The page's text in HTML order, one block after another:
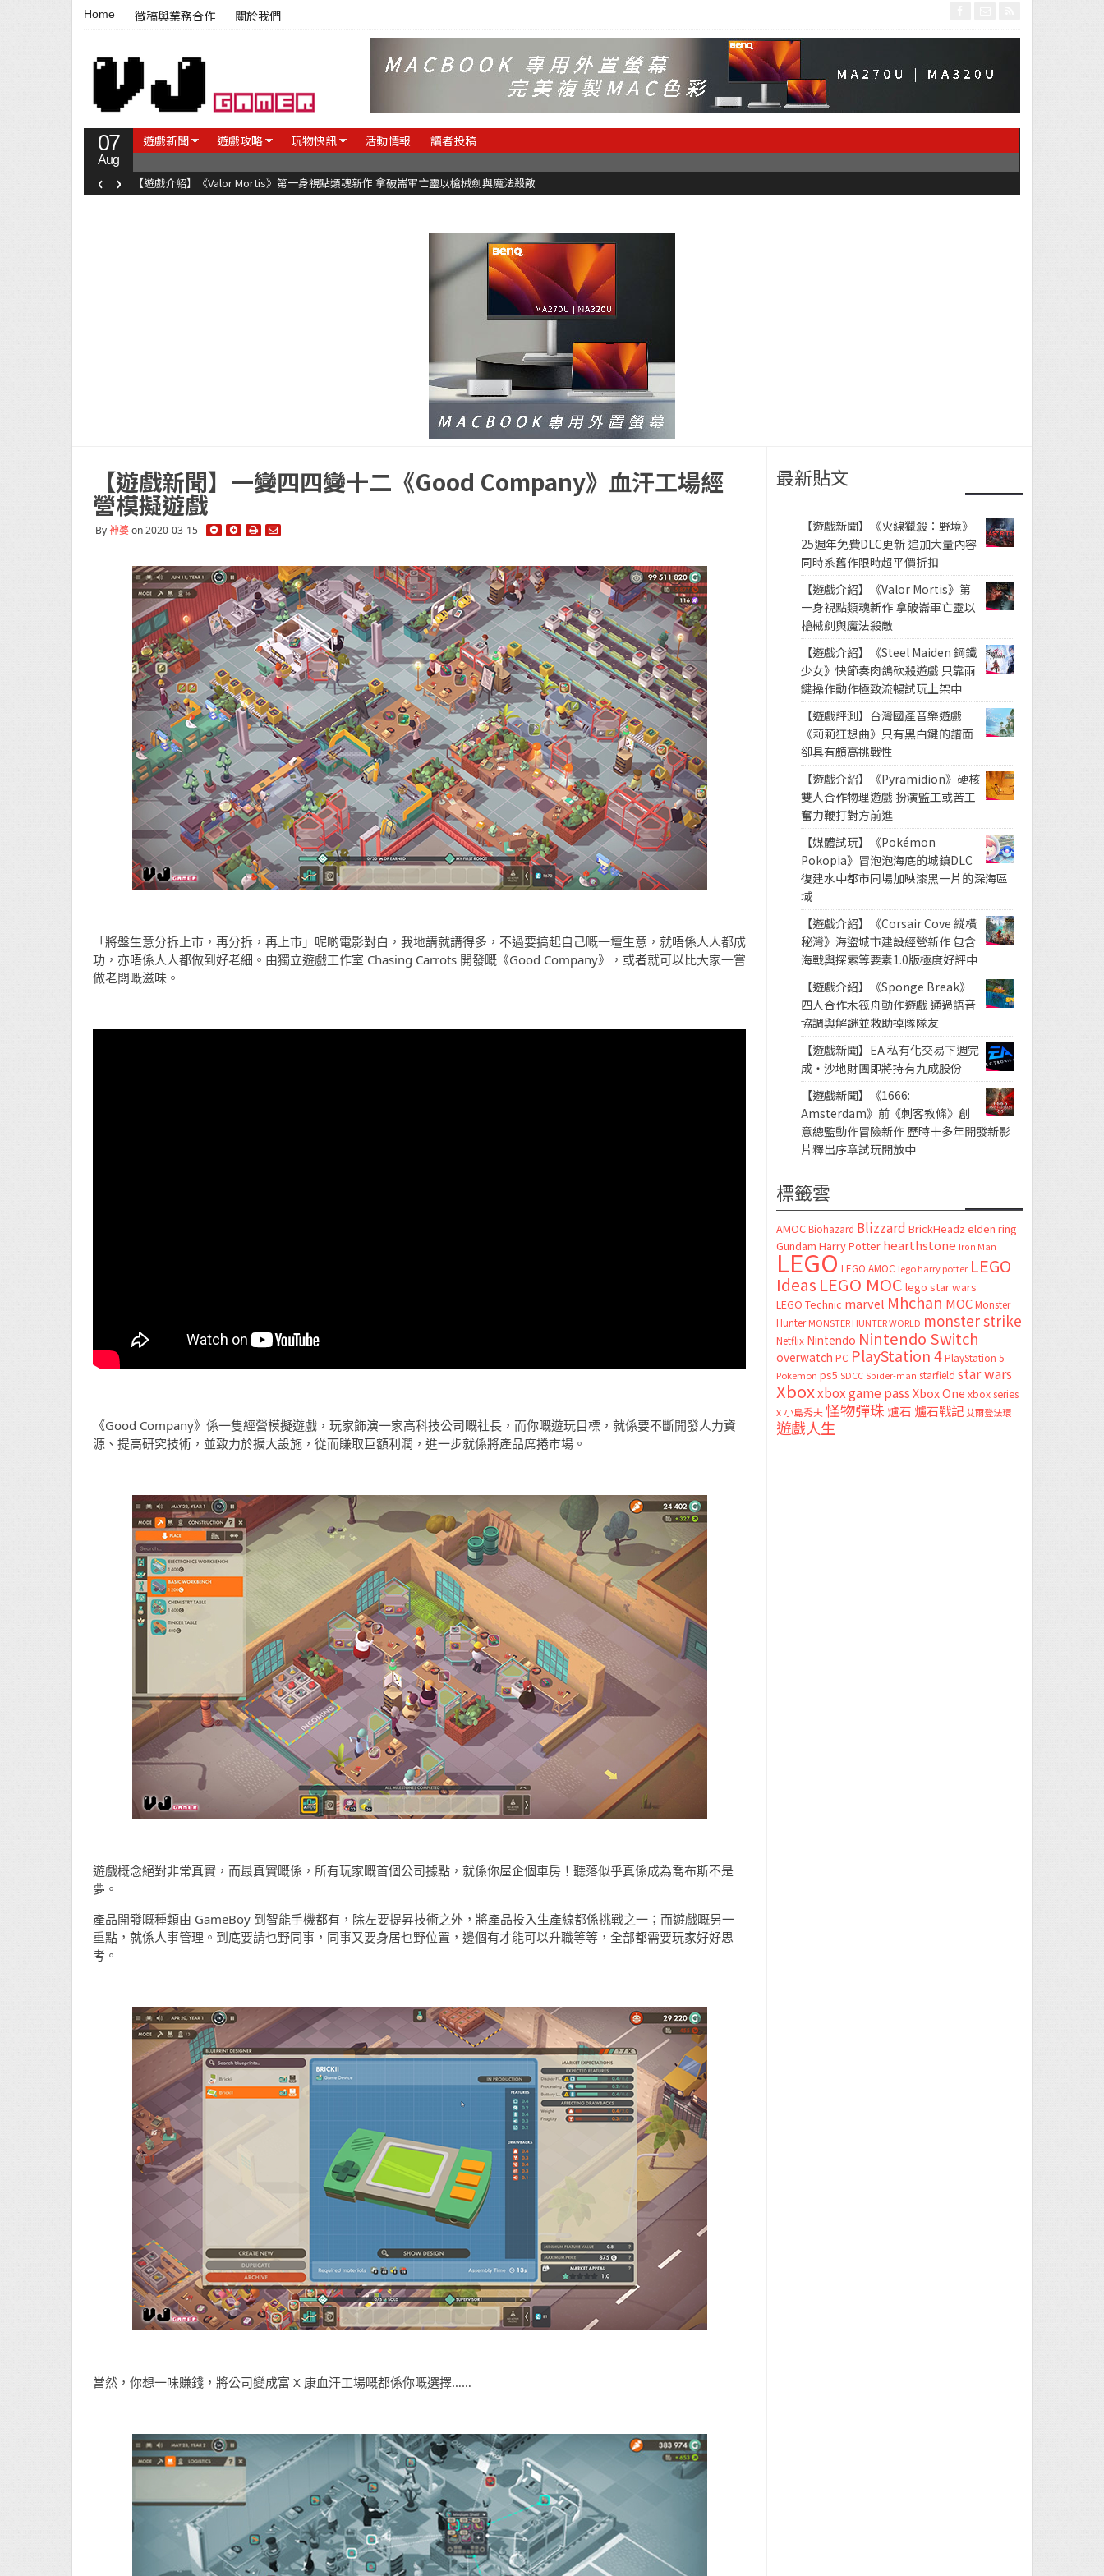
Home 徵稿與業務合作 關於我們
07
Aug
遊戲新聞 遊戲攻略 玩物快訊 活動情報 讀者投稿
【遊戲介紹】《Valor Mortis》第一身視點類魂新作 拿破崙軍亡靈以槍械劍與魔法殺敵
‹ ›
【遊戲新聞】一變四四變十二《Good Company》血汗工場經
營模擬遊戲
By神婆on 2020-03-15
「將盤生意分拆上市，再分拆，再上市」呢啲電影對白，我地講就講得多，不過要搞起自己嘅一壇生意，就唔係人人都成
功，亦唔係人人都做到好老細。由獨立遊戲工作室 Chasing Carrots 開發嘅《Good Company》，或者就可以比大家一嘗
做老闆嘅滋味。
《Good Company》係一隻經營模擬遊戲，玩家飾演一家高科技公司嘅社長，而你嘅遊玩目標，就係要不斷開發人力資
源、提高研究技術，並致力於擴大設施，從而賺取巨額利潤，進一步就係將產品席捲市場。
遊戲概念絕對非常真實，而最真實嘅係，所有玩家嘅首個公司據點，就係你屋企個車房！聽落似乎真係成為喬布斯不是
夢。
產品開發嘅種類由 GameBoy 到智能手機都有，除左要提昇技術之外，將產品投入生產線都係挑戰之一；而遊戲嘅另一
重點，就係人事管理。到底要請乜野同事，同事又要身居乜野位置，邊個有才能可以升職等等，全部都需要玩家好好思
考。
當然，你想一味賺錢，將公司變成富 X 康血汗工場嘅都係你嘅選擇……
最新貼文
【遊戲新聞】《火線獵殺：野境》
25週年免費DLC更新 追加大量內容
同時系舊作限時超平價折扣
【遊戲介紹】《Valor Mortis》第
一身視點類魂新作 拿破崙軍亡靈以
槍械劍與魔法殺敵
【遊戲介紹】《Steel Maiden 鋼鐵
少女》快節奏肉鴿砍殺遊戲 只靠兩
鍵操作動作極致流暢試玩上架中
【遊戲評測】台灣國產音樂遊戲
《莉莉狂想曲》只有黑白鍵的譜面
卻具有頗高挑戰性
【遊戲介紹】《Pyramidion》硬核
雙人合作物理遊戲 扮演監工或苦工
奮力鞭打對方前進
【媒體試玩】《Pokémon
Pokopia》冒泡泡海底的城鎮DLC
復建水中都市同場加映漆黑一片的深海區
域
【遊戲介紹】《Corsair Cove 縱橫
秘灣》海盜城市建設經營新作 包含
海戰與探索等要素1.0版極度好評中
【遊戲介紹】《Sponge Break》
四人合作木筏舟動作遊戲 通過語音
協調與解謎並救助掉隊隊友
【遊戲新聞】EA 私有化交易下週完
成・沙地財團即將持有九成股份
【遊戲新聞】《1666:
Amsterdam》前《刺客教條》創
意總監動作冒險新作 歷時十多年開發新影
片釋出序章試玩開放中
標籤雲
AMOC Biohazard Blizzard BrickHeadz elden ring
Gundam Harry Potter hearthstone Iron Man
LEGO LEGO AMOC lego harry potter LEGO
Ideas LEGO MOC lego star wars
LEGO Technic marvel Mhchan MOC Monster
Hunter MONSTER HUNTER WORLD monster strike
Netflix Nintendo Nintendo Switch
overwatch PC PlayStation 4 PlayStation 5
Pokemon ps5 SDCC Spider-man starfield star wars
Xboxxbox game passXbox One xbox series
x 小島秀夫怪物彈珠 爐石 爐石戰記艾爾登法環
遊戲人生